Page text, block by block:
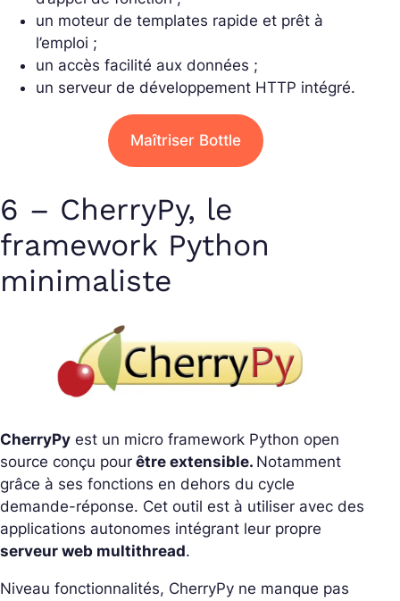
un moteur de templates rapide et prêt à
l’emploi ;
un accès facilité aux données ;
un serveur de développement HTTP intégré.
Maîtriser Bottle
6 – CherryPy, le
framework Python
minimaliste
CherryPy est un micro framework Python open
source conçu pour être extensible. Notamment
grâce à ses fonctions en dehors du cycle
demande-réponse. Cet outil est à utiliser avec des
applications autonomes intégrant leur propre
serveur web multithread.
Niveau fonctionnalités, CherryPy ne manque pas